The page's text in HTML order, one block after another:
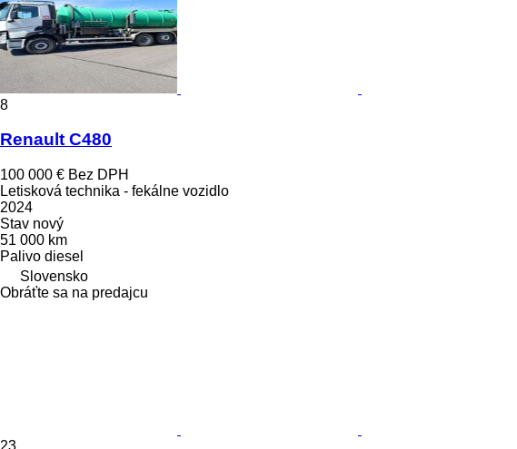
8
Renault C480
100 000 € Bez DPH
Letisková technika - fekálne vozidlo
2024
Stav nový
51 000 km
Palivo diesel
Slovensko
Obráťte sa na predajcu